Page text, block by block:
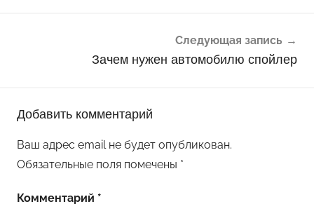
Следующая запись
Зачем нужен автомобилю спойлер
Добавить комментарий
Ваш адрес email не будет опубликован.
Обязательные поля помечены *
Комментарий *